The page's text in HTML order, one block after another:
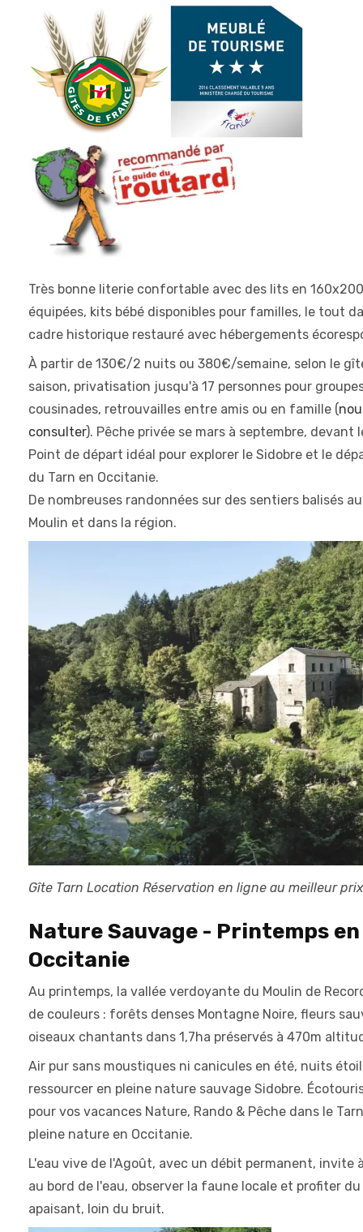
Très bonne literie confortable avec des lits en
équipées, kits bébé disponibles pour familles, le tout
cadre historique restauré avec hébergements
À partir de 130€/2 nuits ou 380€/semaine, selon le
saison, privatisation jusqu'à 17 personnes pour
cousinades, retrouvailles entre amis ou en famille (
consulter). Pêche privée se mars à septembre, devant
Point de départ idéal pour explorer le Sidobre et le
du Tarn en Occitanie.
De nombreuses randonnées sur des sentiers balisés
Moulin et dans la région.
Gîte Tarn Location Réservation en ligne au meilleur
Nature Sauvage - Printemps en
Occitanie
Au printemps, la vallée verdoyante du Moulin de
de couleurs : forêts denses Montagne Noire, fleurs
oiseaux chantants dans 1,7ha préservés à 470m
Air pur sans moustiques ni canicules en été, nuits
ressourcer en pleine nature sauvage Sidobre.
pour vos vacances Nature, Rando & Pêche dans le
pleine nature en Occitanie.
L'eau vive de l'Agoût, avec un débit permanent, invite
au bord de l'eau, observer la faune locale et profiter
apaisant, loin du bruit.